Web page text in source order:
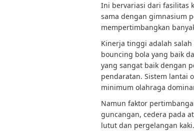
Ini bervariasi dari fasilitas
sama dengan gimnasium
mempertimbangkan
Kinerja tinggi adalah
bouncing bola yang baik
yang sangat baik dengan
pendaratan. Sistem lantai
minimum olahraga
Namun faktor
guncangan, cedera pada
lutut dan pergelangan